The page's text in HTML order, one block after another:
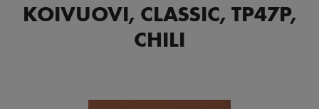
KOIVUOVI, CLASSIC, TP47P,
CHILI